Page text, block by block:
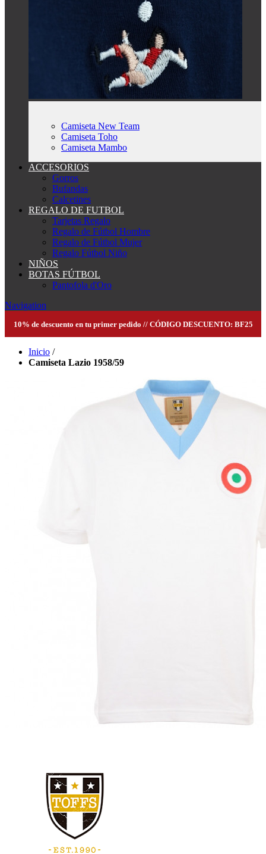
Camiseta New Team
Camiseta Toho
Camiseta Mambo
ACCESORIOS
Gorros
Bufandas
Calcetines
REGALO DE FUTBOL
Tarjetas Regalo
Regalo de Fútbol Hombre
Regalo de Fútbol Mujer
Regalo Fútbol Niño
NIÑOS
BOTAS FÚTBOL
Pantofola d'Oro
Navigation
10% de descuento en tu primer pedido // CÓDIGO DESCUENTO: BF25
Inicio /
Camiseta Lazio 1958/59